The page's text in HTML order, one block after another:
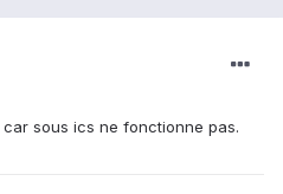
sous ics ne fonctionne pas.